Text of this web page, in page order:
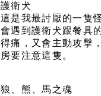
護衛犬
這是我最討厭的一隻
會遇到護衛犬跟餐具
得痛，又會主動攻擊
房要注意這隻。
狼、熊、馬之魂